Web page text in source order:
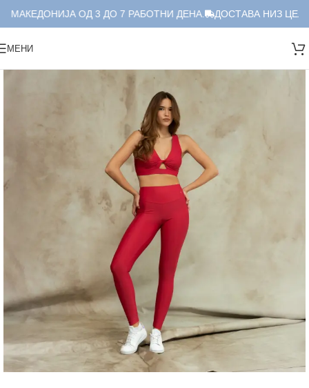
МАКЕДОНИЈА ОД 3 ДО 7 РАБОТНИ ДЕНА. ДОСТАВА НИЗ ЦЕЛА
МЕНИ